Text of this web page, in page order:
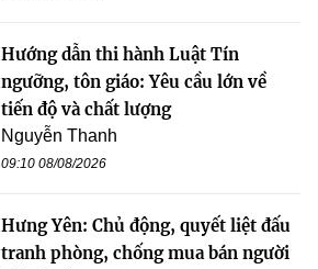
Hướng dẫn thi hành Luật Tín
ngưỡng, tôn giáo: Yêu cầu lớn về
tiến độ và chất lượng
Nguyễn Thanh
09:10 08/08/2026
Hưng Yên: Chủ động, quyết liệt đấu
tranh phòng, chống mua bán người